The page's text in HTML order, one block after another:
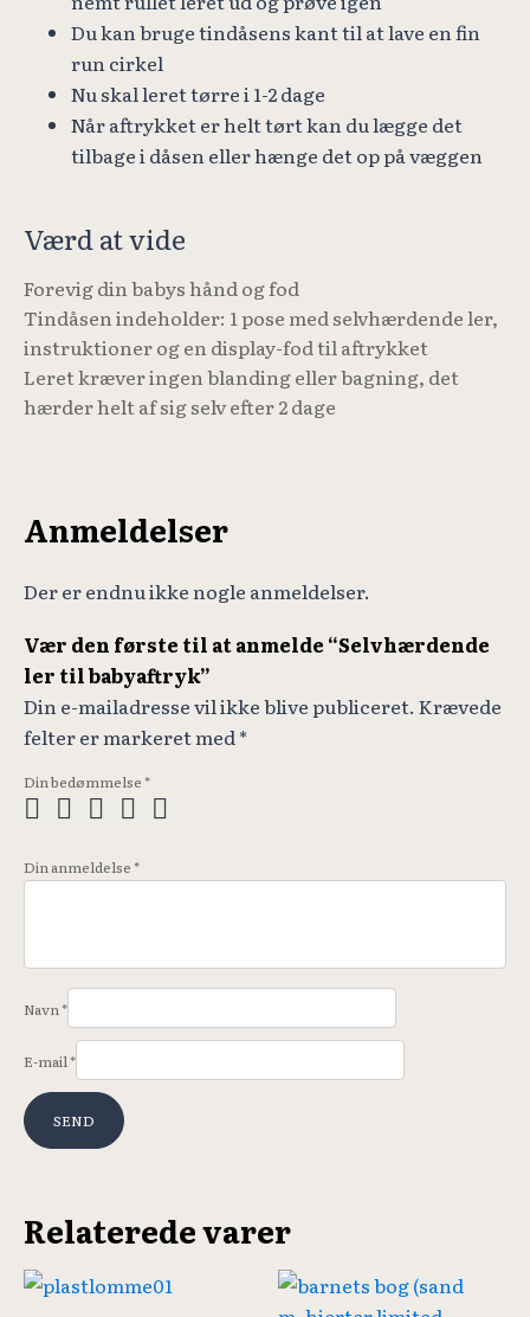
Du kan bruge tindåsens kant til at lave en fin
run cirkel
Nu skal leret tørre i 1-2 dage
Når aftrykket er helt tørt kan du lægge det
tilbage i dåsen eller hænge det op på væggen
Værd at vide
Forevig din babys hånd og fod
Tindåsen indeholder: 1 pose med selvhærdende ler,
instruktioner og en display-fod til aftrykket
Leret kræver ingen blanding eller bagning, det
hærder helt af sig selv efter 2 dage
Anmeldelser
Der er endnu ikke nogle anmeldelser.
Vær den første til at anmelde “Selvhærdende
ler til babyaftryk”
Din e-mailadresse vil ikke blive publiceret. Krævede
felter er markeret med *
Din bedømmelse *
Din anmeldelse *
Navn *
E-mail *
Relaterede varer